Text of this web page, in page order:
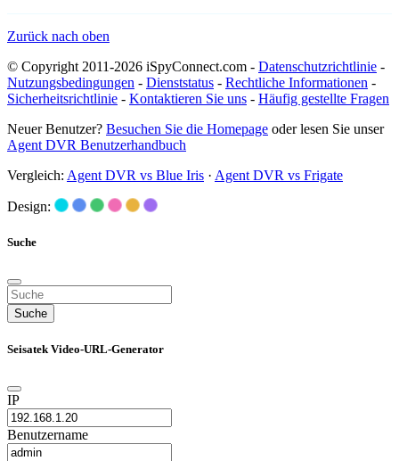
Zurück nach oben
© Copyright 2011-2026 iSpyConnect.com - Datenschutzrichtlinie -
Nutzungsbedingungen - Dienststatus - Rechtliche Informationen -
Sicherheitsrichtlinie - Kontaktieren Sie uns - Häufig gestellte Fragen
Neuer Benutzer? Besuchen Sie die Homepage oder lesen Sie unser
Agent DVR Benutzerhandbuch
Vergleich: Agent DVR vs Blue Iris · Agent DVR vs Frigate
Design:
Suche
Suche
Seisatek Video-URL-Generator
IP
Benutzername